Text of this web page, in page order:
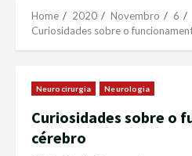
Home 2020 Novembro
6
Curiosidades sobre o
Neurocirurgia Neurologia
Curiosidades sobre o
cérebro